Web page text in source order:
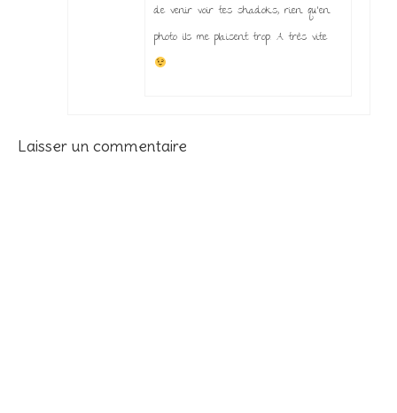
de venir voir tes shadoks, rien qu’en
photo ils me plaisent trop. A très vite
Laisser un commentaire